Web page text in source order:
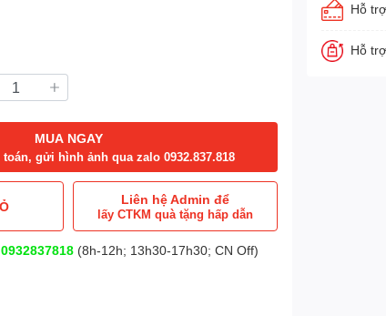
MUA NGAY
gửi hình ảnh qua zalo 0932.837.818
Liên hệ Admin để
lấy CTKM quà tặng hấp dẫn
0932837818(8h-12h; 13h30-17h30; CN Off)
Hỗ
Hỗ